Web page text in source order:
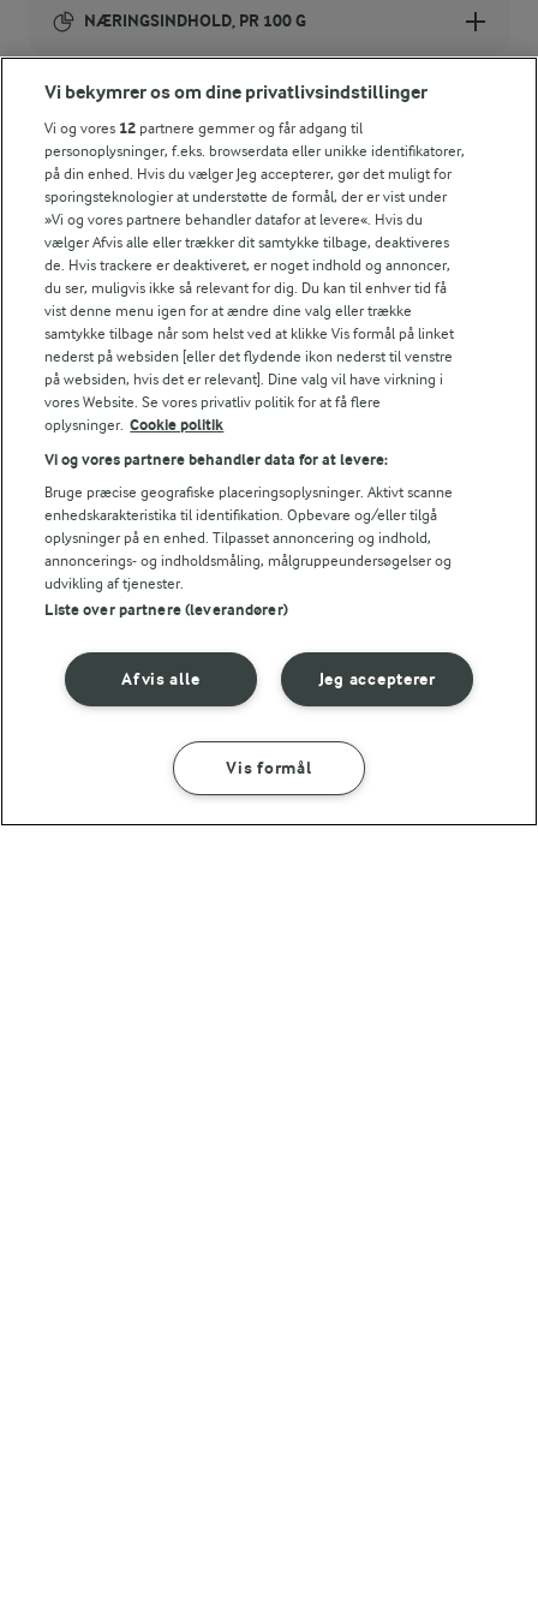
NÆRINGSINDHOLD, PR 100 G
Energiindhold:
358 kJ / 86 kcal
Energifordeling
ENERGI PR 100 G
Fiber:
2,3 g
Protein:
2,3 g
Fedt:
5,5 g
Kulhydrat:
6,8 g
LAKTOSEFRI MADLAVNING
Få tips til madlavning uden
laktose
Andre gode forslag
(376)
MAD GIVER LÆRING TIL LIVET
Kan det at dufte og
smage lære os noget?
SÅDAN GØR DU INGREDIENSER
Vi bekymrer os om dine privatlivsindstillinger
Vi og vores 12 partnere gemmer og får adgang til
personoplysninger, f.eks. browserdata eller unikke identifikatorer,
på din enhed. Hvis du vælger Jeg accepterer, gør det muligt for
sporingsteknologier at understøtte de formål, der er vist under
»Vi og vores partnere behandler datafor at levere«. Hvis du
vælger Afvis alle eller trækker dit samtykke tilbage, deaktiveres
de. Hvis trackere er deaktiveret, er noget indhold og annoncer,
du ser, muligvis ikke så relevant for dig. Du kan til enhver tid få
vist denne menu igen for at ændre dine valg eller trække
samtykke tilbage når som helst ved at klikke Vis formål på linket
nederst på websiden [eller det flydende ikon nederst til venstre
på websiden, hvis det er relevant]. Dine valg vil have virkning i
vores Website. Se vores privatliv politik for at få flere
oplysninger. Cookie politik
Vi og vores partnere behandler data for at levere:
Bruge præcise geografiske placeringsoplysninger. Aktivt scanne
enhedskarakteristika til identifikation. Opbevare og/eller tilgå
oplysninger på en enhed. Tilpasset annoncering og indhold,
annoncerings- og indholdsmåling, målgruppeundersøgelser og
udvikling af tjenester.
Liste over partnere (leverandører)
Jeg accepterer
Afvis alle
Vis formål